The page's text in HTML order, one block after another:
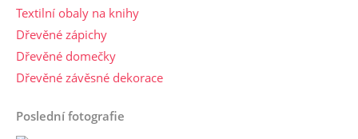
Textilní obaly na knihy
Dřevěné zápichy
Dřevěné domečky
Dřevěné závěsné dekorace
Poslední fotografie